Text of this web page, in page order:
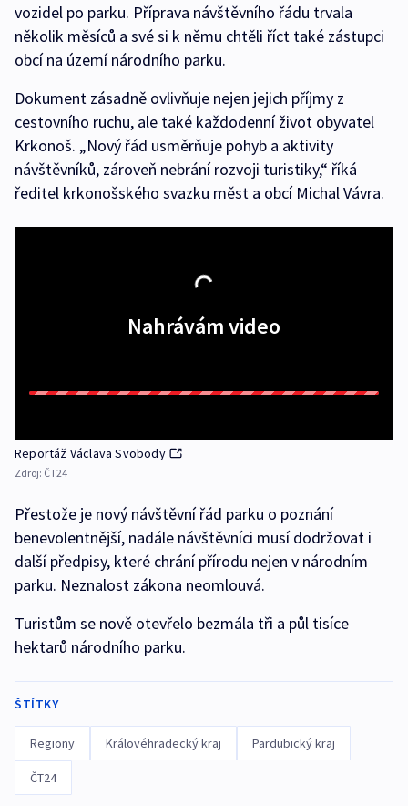
vozidel po parku. Příprava návštěvního řádu trvala
několik měsíců a své si k němu chtěli říct také zástupci
obcí na území národního parku.
Dokument zásadně ovlivňuje nejen jejich příjmy z
cestovního ruchu, ale také každodenní život obyvatel
Krkonoš. „Nový řád usměrňuje pohyb a aktivity
návštěvníků, zároveň nebrání rozvoji turistiky,“ říká
ředitel krkonošského svazku měst a obcí Michal Vávra.
Nahrávám video
Reportáž Václava Svobody
Zdroj: ČT24
Přestože je nový návštěvní řád parku o poznání
benevolentnější, nadále návštěvníci musí dodržovat i
další předpisy, které chrání přírodu nejen v národním
parku. Neznalost zákona neomlouvá.
Turistům se nově otevřelo bezmála tři a půl tisíce
hektarů národního parku.
ŠTÍTKY
Regiony Královéhradecký kraj Pardubický kraj
ČT24